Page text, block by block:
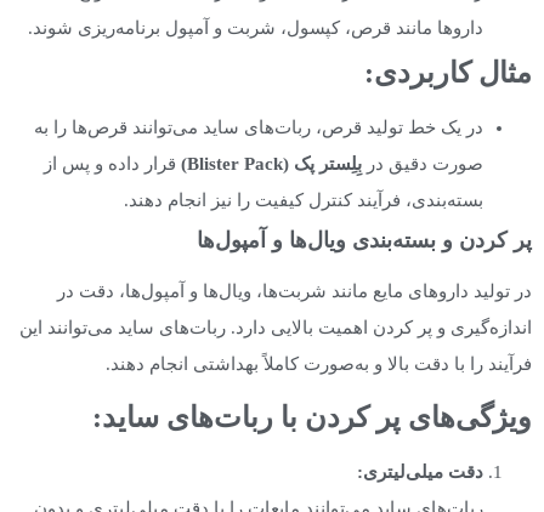
داروها مانند قرص، کپسول، شربت و آمپول برنامه‌ریزی شوند.
مثال کاربردی:
در یک خط تولید قرص، ربات‌های ساید می‌توانند قرص‌ها را به
صورت دقیق در بِلِستر پک (Blister Pack)
قرار داده و پس از
بسته‌بندی، فرآیند کنترل کیفیت را نیز انجام دهند.
پر کردن و بسته‌بندی ویال‌ها و آمپول‌ها
در تولید داروهای مایع مانند شربت‌ها، ویال‌ها و آمپول‌ها، دقت در
اندازه‌گیری و پر کردن اهمیت بالایی دارد. ربات‌های ساید می‌توانند این
فرآیند را با دقت بالا و به‌صورت کاملاً بهداشتی انجام دهند.
ویژگی‌های پر کردن با ربات‌های ساید:
دقت میلی‌لیتری:
ربات‌های ساید می‌توانند مایعات را با دقت میلی‌لیتری و بدون